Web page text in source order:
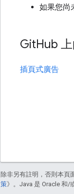
如果您尚
GitHub
插頁式廣告
除非另有註明，否則本頁
策》。Java 是 Oracle 和/